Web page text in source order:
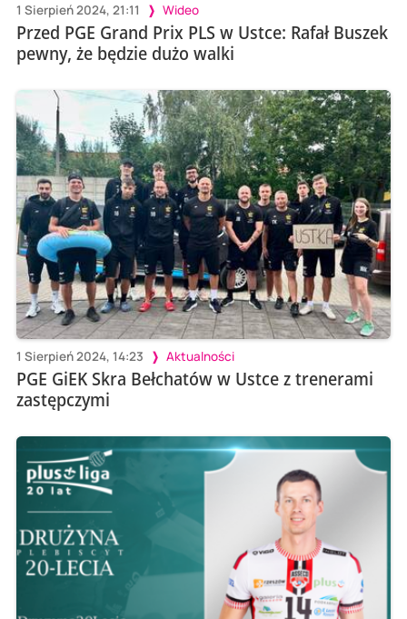
1 Sierpień 2024, 21:11 Wideo
Przed PGE Grand Prix PLS w Ustce: Rafał Buszek
pewny, że będzie dużo walki
1 Sierpień 2024, 14:23 Aktualności
PGE GiEK Skra Bełchatów w Ustce z trenerami
zastępczymi